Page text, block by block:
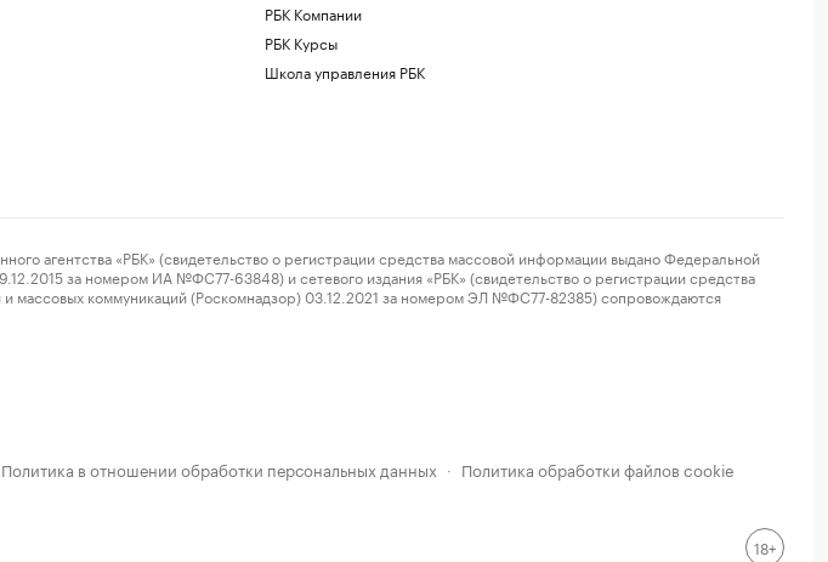
РБК Компании
РБК Курсы
Школа управления РБК
«РБК» (свидетельство о регистрации средства массовой информации выдано Федеральной
за номером ИА №ФС77-63848) и сетевого издания «РБК» (свидетельство о регистрации средства
массовых коммуникаций (Роскомнадзор) 03.12.2021 за номером ЭЛ №ФС77-82385) сопровождаются
Политика в отношении обработки персональных данных · Политика обработки файлов cookie
18+